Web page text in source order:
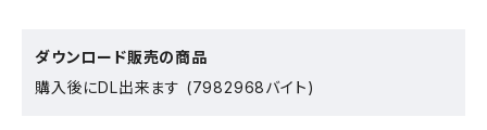
ダウンロード販売の商品
購入後にDL出来ます (7982968バイト)